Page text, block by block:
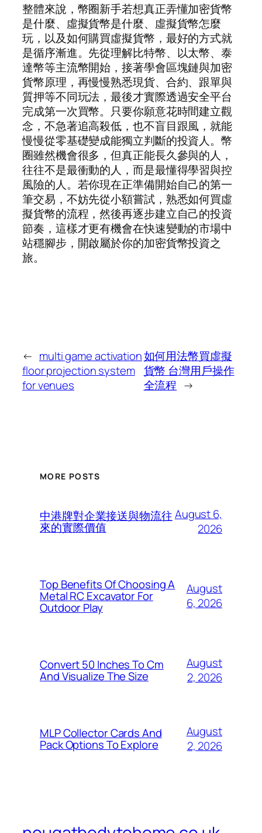
整體來說，幣圈新手若想真正弄懂加密貨幣
是什麼、虛擬貨幣是什麼、虛擬貨幣怎麼
玩，以及如何購買虛擬貨幣，最好的方式就
是循序漸進。先從理解比特幣、以太幣、泰
達幣等主流幣開始，接著學會區塊鏈與加密
貨幣原理，再慢慢熟悉現貨、合約、跟單與
質押等不同玩法，最後才實際透過安全平台
完成第一次買幣。只要你願意花時間建立觀
念，不急著追高殺低，也不盲目跟風，就能
慢慢從零基礎變成能獨立判斷的投資人。幣
圈雖然機會很多，但真正能長久參與的人，
往往不是最衝動的人，而是最懂得學習與控
風險的人。若你現在正準備開始自己的第一
筆交易，不妨先從小額嘗試，熟悉如何買虛
擬貨幣的流程，然後再逐步建立自己的投資
節奏，這樣才更有機會在快速變動的市場中
站穩腳步，開啟屬於你的加密貨幣投資之
旅。
← multi game activation
floor projection system
for venues
如何用法幣買虛擬
貨幣 台灣用戶操作
全流程 →
MORE POSTS
中港牌對企業接送與物流往
來的實際價值
August 6,
2026
Top Benefits Of Choosing A
Metal RC Excavator For
Outdoor Play
August
6, 2026
Convert 50 Inches To Cm
And Visualize The Size
August
2, 2026
MLP Collector Cards And
Pack Options To Explore
August
2, 2026